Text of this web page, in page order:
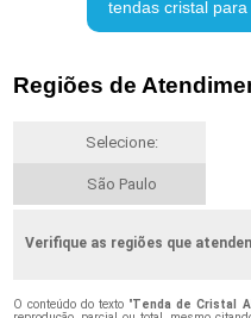
tendas cristal
Regiões de
Selecione:
São Paulo
Verifique as regiões que
O conteúdo do texto "Tenda de Cristal